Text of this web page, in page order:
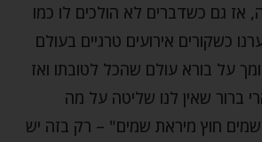
אז גם כשדברים לא הולכים לו כמו
כשקורים אירועים טרגיים בעולם
על בורא עולם שהכל לטובתו ואז
ברור שאין לנו שליטה על מה
חוץ מיראת שמים" – רק בזה יש